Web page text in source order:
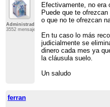
Administrador
3552 mensajes
Efectivamente, no era
Puede que te
o que no te ofrezcan
En tu caso lo más
judicialmente se
dinero cada mes ya
la cláusula suelo.
Un saludo
ferran